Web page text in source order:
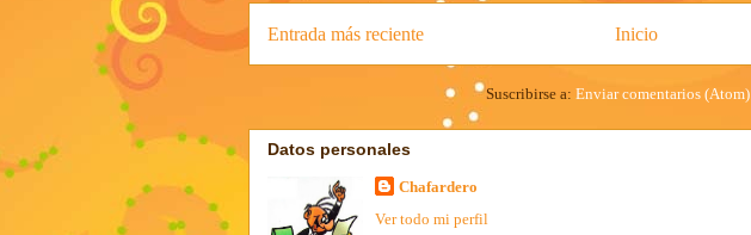
Entrada más reciente Inicio
Suscribirse a: Enviar comentarios (Atom)
Datos personales
Chafardero
Ver todo mi perfil